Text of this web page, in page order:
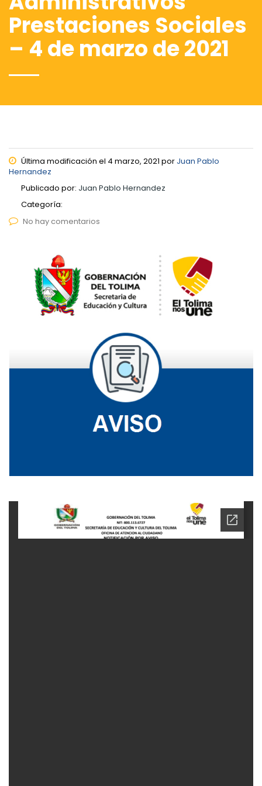
Prestaciones Sociales
– 4 de marzo de 2021
Última modificación el 4 marzo, 2021 por Juan Pablo
Hernandez
Publicado por: Juan Pablo Hernandez
Categoría:
No hay comentarios